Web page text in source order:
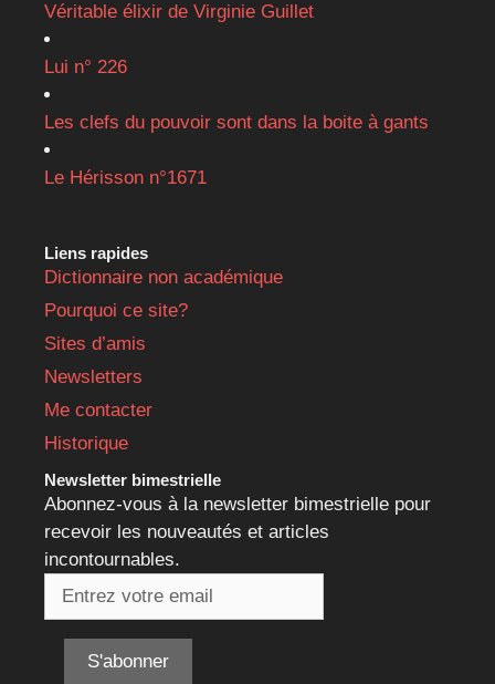
Véritable élixir de Virginie Guillet
Lui n° 226
Les clefs du pouvoir sont dans la boite à gants
Le Hérisson n°1671
Liens rapides
Dictionnaire non académique
Pourquoi ce site?
Sites d’amis
Newsletters
Me contacter
Historique
Newsletter bimestrielle
Abonnez-vous à la newsletter bimestrielle pour
recevoir les nouveautés et articles
incontournables.